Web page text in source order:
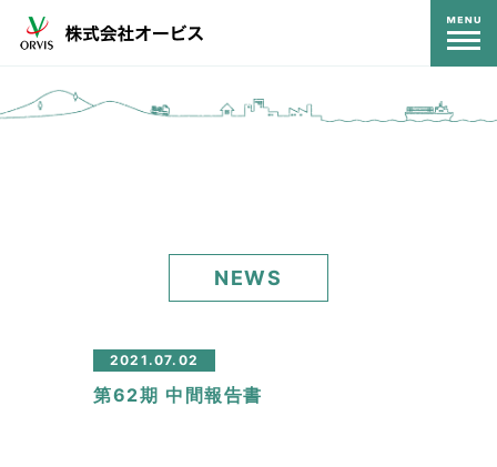
NEWS
2021.07.02
第62期 中間報告書